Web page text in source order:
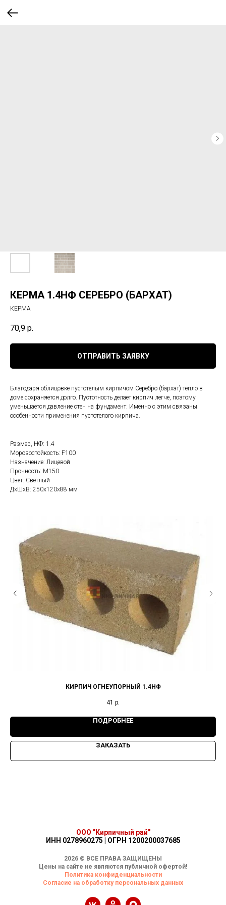
КЕРМА 1.4НФ СЕРЕБРО (БАРХАТ)
КЕРМА
70,9 р.
ОТПРАВИТЬ ЗАЯВКУ
Благодаря облицовке пустотелым кирпичом Серебро (бархат) тепло в
доме сохраняется долго. Пустотность делает кирпич легче, поэтому
уменьшается давление стен на фундамент. Именно с этим связаны
особенности применения пустотелого кирпича.
Размер, НФ: 1.4
Морозостойкость: F100
Назначение: Лицевой
Прочность: М150
Цвет: Светлый
ДxШxВ: 250x120x88 мм
КИРПИЧ ОГНЕУПОРНЫЙ 1.4НФ
41 р.
ПОДРОБНЕЕ
ЗАКАЗАТЬ
ООО "Кирпичный рай"
ИНН 0278960275 | ОГРН 1200200037685
2026 © ВСЕ ПРАВА ЗАЩИЩЕНЫ
Цены на сайте не являются публичной офертой!
Политика конфиденциальности
Согласие на обработку персональных данных